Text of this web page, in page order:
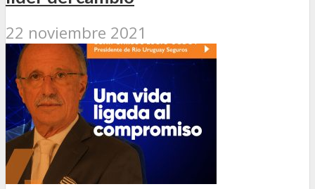
22 noviembre 2021